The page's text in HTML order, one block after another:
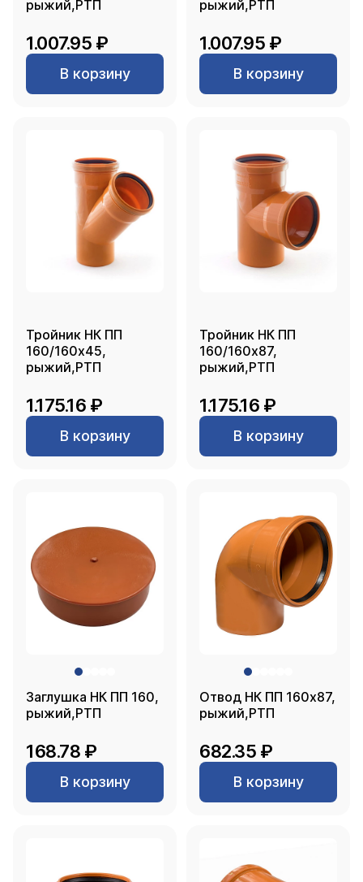
рыжий,РТП
1.007.95 ₽
В корзину
рыжий,РТП
1.007.95 ₽
В корзину
Тройник НК ПП
160/160х45,
рыжий,РТП
1.175.16 ₽
В корзину
Тройник НК ПП
160/160х87,
рыжий,РТП
1.175.16 ₽
В корзину
Заглушка НК ПП 160,
рыжий,РТП
168.78 ₽
В корзину
Отвод НК ПП 160х87,
рыжий,РТП
682.35 ₽
В корзину